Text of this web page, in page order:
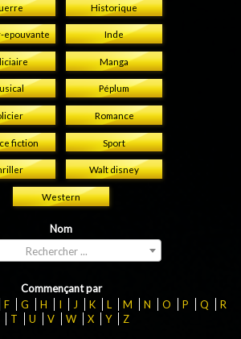
Historique
epouvante Inde
Manga
Péplum
Romance
fiction Sport
Walt disney
Western
Nom
Rechercher ...
Commençant par
F G H I J K L M N O P Q
R
T U V W X Y Z